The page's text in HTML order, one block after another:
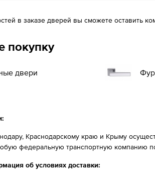
в заказе дверей вы сможете оставить
покупку
двери
Краснодарскому краю и Крыму
федеральную транспортную компанию
об условиях доставки: